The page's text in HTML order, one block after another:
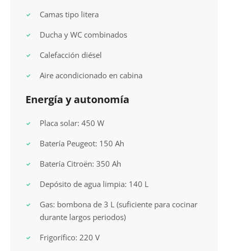
Camas tipo litera
Ducha y WC combinados
Calefacción diésel
Aire acondicionado en cabina
Energía y autonomía
Placa solar: 450 W
Batería Peugeot: 150 Ah
Batería Citroën: 350 Ah
Depósito de agua limpia: 140 L
Gas: bombona de 3 L (suficiente para cocinar
durante largos periodos)
Frigorífico: 220 V